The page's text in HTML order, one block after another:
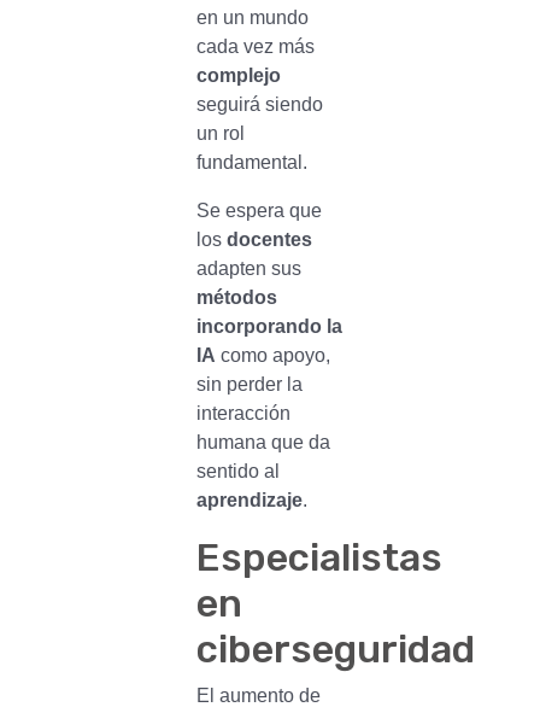
en un mundo
cada vez más
complejo
seguirá siendo
un rol
fundamental.
Se espera que
los docentes
adapten sus
métodos
incorporando la
IA como apoyo,
sin perder la
interacción
humana que da
sentido al
aprendizaje.
Especialistas
en
ciberseguridad
El aumento de